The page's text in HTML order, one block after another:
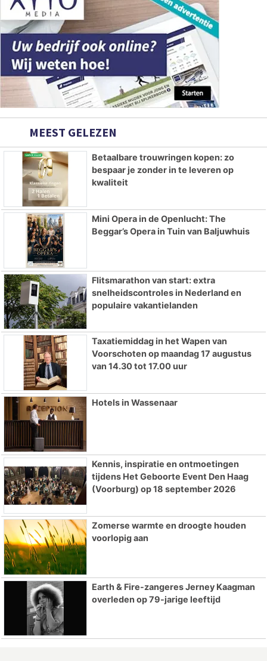
MEEST GELEZEN
Betaalbare trouwringen kopen: zo
bespaar je zonder in te leveren op
kwaliteit
Mini Opera in de Openlucht: The
Beggar’s Opera in Tuin van Baljuwhuis
Flitsmarathon van start: extra
snelheidscontroles in Nederland en
populaire vakantielanden
Taxatiemiddag in het Wapen van
Voorschoten op maandag 17 augustus
van 14.30 tot 17.00 uur
Hotels in Wassenaar
Kennis, inspiratie en ontmoetingen
tijdens Het Geboorte Event Den Haag
(Voorburg) op 18 september 2026
Zomerse warmte en droogte houden
voorlopig aan
Earth & Fire-zangeres Jerney Kaagman
overleden op 79-jarige leeftijd